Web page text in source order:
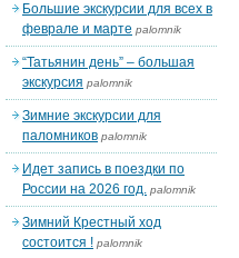
Большие экскурсии для всех в
феврале и марте palomnik
“Татьянин день” – большая
экскурсия palomnik
Зимние экскурсии для
паломников palomnik
Идет запись в поездки по
России на 2026 год. palomnik
Зимний Крестный ход
состоится ! palomnik